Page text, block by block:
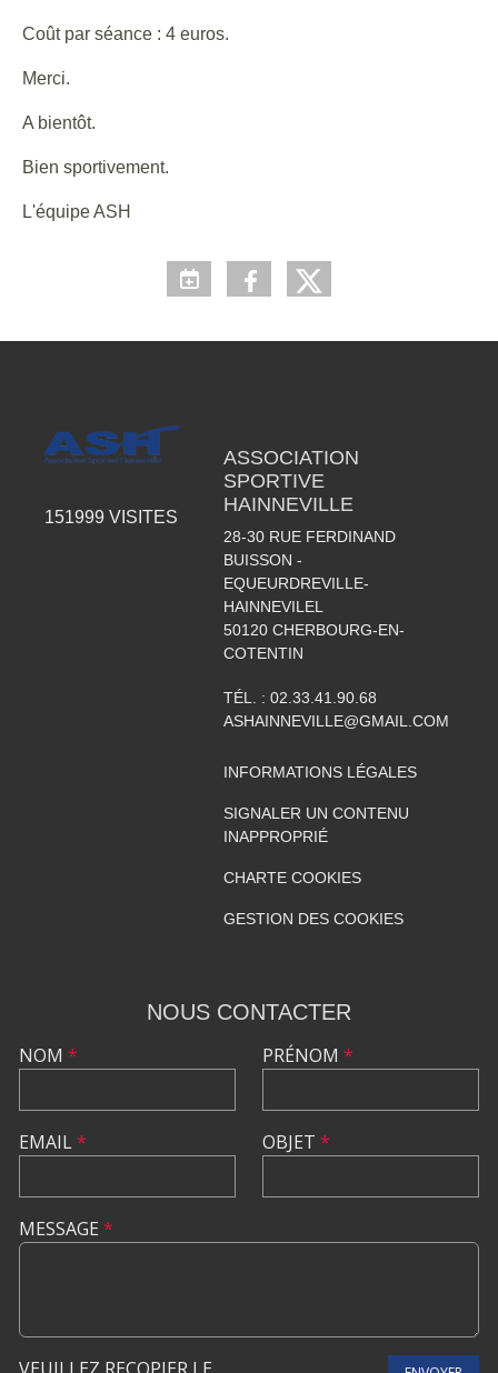
Coût par séance : 4 euros.
Merci.
A bientôt.
Bien sportivement.
L'équipe ASH
151999 VISITES
ASSOCIATION
SPORTIVE
HAINNEVILLE
28-30 RUE FERDINAND
BUISSON -
EQUEURDREVILLE-
HAINNEVILEL
50120 CHERBOURG-EN-
COTENTIN
TÉL. : 02.33.41.90.68
ASHAINNEVILLE@GMAIL.COM
INFORMATIONS LÉGALES
SIGNALER UN CONTENU
INAPPROPRIÉ
CHARTE COOKIES
GESTION DES COOKIES
NOUS CONTACTER
NOM *
EMAIL*
PRÉNOM *
OBJET *
MESSAGE *